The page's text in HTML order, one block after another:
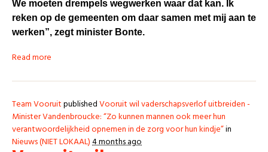
We moeten drempels wegwerken waar dat kan. Ik
reken op de gemeenten om daar samen met mij aan te
werken”, zegt minister Bonte.
Read more
Team VooruitpublishedVooruit wil vaderschapsverlof uitbreiden -
Minister Vandenbroucke: “Zo kunnen mannen ook meer hun
verantwoordelijkheid opnemen in de zorg voor hun kindje”in
Nieuws (NIET LOKAAL)4 months ago